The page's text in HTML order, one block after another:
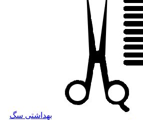
بهداشتی سگ